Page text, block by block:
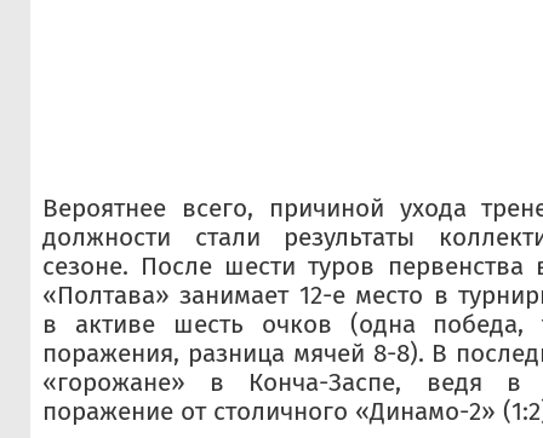
Вероятнее всего, причиной ухода
должности стали результаты
сезоне. После шести туров
«Полтава» занимает 12-е место в
в активе шесть очков (одна
поражения, разница мячей 8-8). В
«горожане» в Конча-Заспе, ведя в
поражение от столичного «Динамо-2»